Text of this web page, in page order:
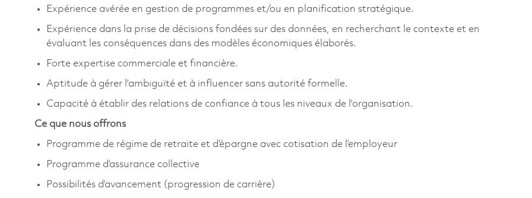
Expérience avérée en gestion de programmes et/ou en planification stratégique.
Expérience dans la prise de décisions fondées sur des données, en recherchant le contexte et en
évaluant les conséquences dans des modèles économiques élaborés.
Forte expertise commerciale et financière.
Aptitude à gérer l'ambiguïté et à influencer sans autorité formelle.
Capacité à établir des relations de confiance à tous les niveaux de l'organisation.
Ce que nous offrons
Programme de régime de retraite et d’épargne avec cotisation de l’employeur
Programme d’assurance collective
Possibilités d’avancement (progression de carrière)